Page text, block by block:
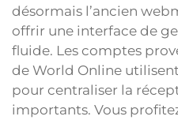
désormais l’ancien
offrir une interface de
fluide. Les comptes
de World Online
pour centraliser la
importants. Vous